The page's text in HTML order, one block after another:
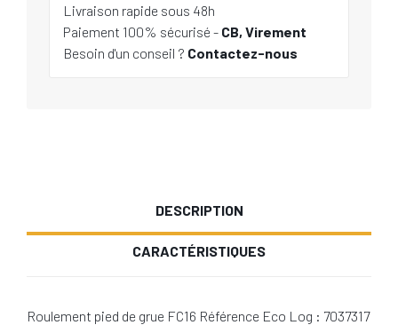
Livraison rapide sous 48h
Paiement 100% sécurisé - CB, Virement
Besoin d'un conseil ? Contactez-nous
DESCRIPTION
CARACTÉRISTIQUES
Roulement pied de grue FC16 Référence Eco Log : 7037317